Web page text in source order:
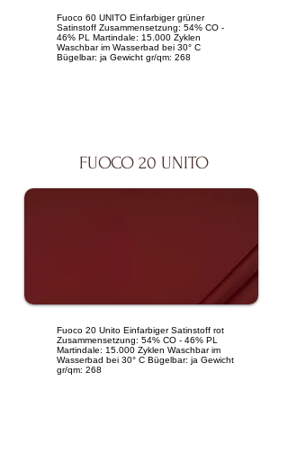
Fuoco 60 UNITO Einfarbiger grüner
Satinstoff Zusammensetzung: 54% CO -
46% PL Martindale: 15.000 Zyklen
Waschbar im Wasserbad bei 30° C
Bügelbar: ja Gewicht gr/qm: 268
FUOCO 20 UNITO
Fuoco 20 Unito Einfarbiger Satinstoff rot
Zusammensetzung: 54% CO - 46% PL
Martindale: 15.000 Zyklen Waschbar im
Wasserbad bei 30° C Bügelbar: ja Gewicht
gr/qm: 268